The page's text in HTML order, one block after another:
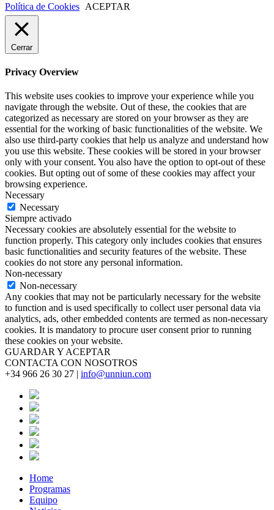
Política de Cookies ACEPTAR
Cerrar
Privacy Overview
This website uses cookies to improve your experience while you
navigate through the website. Out of these, the cookies that are
categorized as necessary are stored on your browser as they are
essential for the working of basic functionalities of the website. We
also use third-party cookies that help us analyze and understand how
you use this website. These cookies will be stored in your browser
only with your consent. You also have the option to opt-out of these
cookies. But opting out of some of these cookies may affect your
browsing experience.
Necessary
Necessary
Siempre activado
Necessary cookies are absolutely essential for the website to
function properly. This category only includes cookies that ensures
basic functionalities and security features of the website. These
cookies do not store any personal information.
Non-necessary
Non-necessary
Any cookies that may not be particularly necessary for the website
to function and is used specifically to collect user personal data via
analytics, ads, other embedded contents are termed as non-necessary
cookies. It is mandatory to procure user consent prior to running
these cookies on your website.
GUARDAR Y ACEPTAR
CONTACTA CON NOSOTROS
+34 966 26 30 27 | info@unniun.com
Home
Programas
Equipo